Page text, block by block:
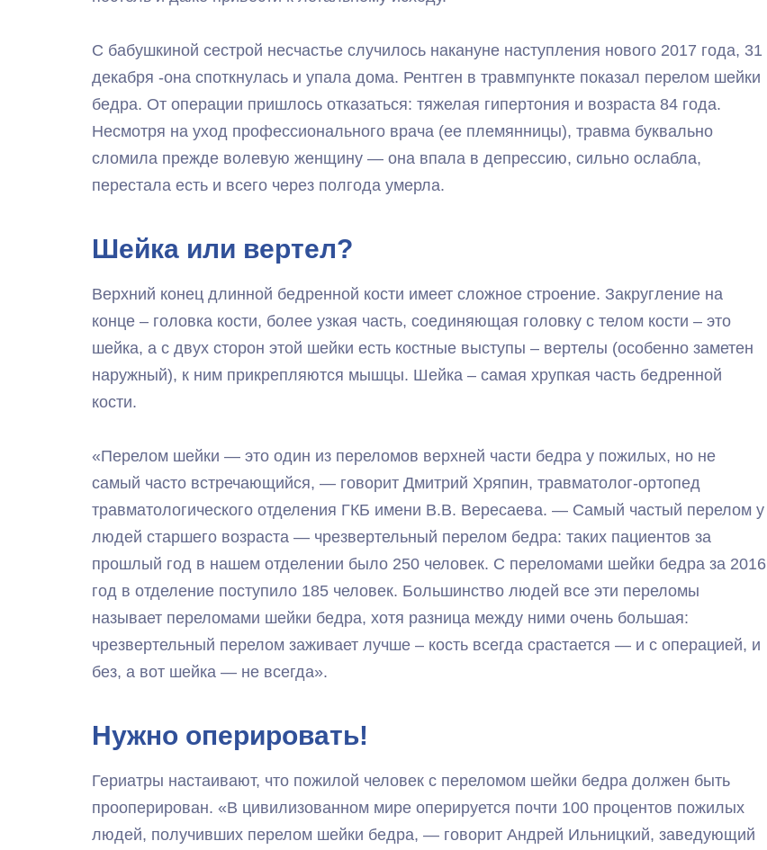
С бабушкиной сестрой несчастье случилось накануне наступления нового 2017 года, 31
декабря -она споткнулась и упала дома. Рентген в травмпункте показал перелом шейки
бедра. От операции пришлось отказаться: тяжелая гипертония и возраста 84 года.
Несмотря на уход профессионального врача (ее племянницы), травма буквально
сломила прежде волевую женщину — она впала в депрессию, сильно ослабла,
перестала есть и всего через полгода умерла.
Шейка или вертел?
Верхний конец длинной бедренной кости имеет сложное строение. Закругление на
конце – головка кости, более узкая часть, соединяющая головку с телом кости – это
шейка, а с двух сторон этой шейки есть костные выступы – вертелы (особенно заметен
наружный), к ним прикрепляются мышцы. Шейка – самая хрупкая часть бедренной
кости.
«Перелом шейки — это один из переломов верхней части бедра у пожилых, но не
самый часто встречающийся, — говорит Дмитрий Хряпин, травматолог-ортопед
травматологического отделения ГКБ имени В.В. Вересаева. — Самый частый перелом у
людей старшего возраста — чрезвертельный перелом бедра: таких пациентов за
прошлый год в нашем отделении было 250 человек. С переломами шейки бедра за 2016
год в отделение поступило 185 человек. Большинство людей все эти переломы
называет переломами шейки бедра, хотя разница между ними очень большая:
чрезвертельный перелом заживает лучше – кость всегда срастается — и с операцией, и
без, а вот шейка — не всегда».
Нужно оперировать!
Гериатры настаивают, что пожилой человек с переломом шейки бедра должен быть
прооперирован. «В цивилизованном мире оперируется почти 100 процентов пожилых
людей, получивших перелом шейки бедра, — говорит Андрей Ильницкий, заведующий